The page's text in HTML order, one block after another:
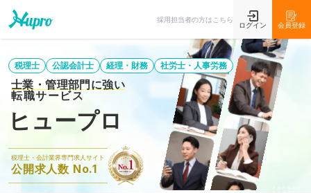
採用担当者の方はこちら
ログイン 会員登録
税理士 公認会計士 経理・財務 社労士・人事労務
士業・管理部門に強い
転職サービス
ヒュープロ
税理士・会計業界専門求人サイト
公開求人数 No.1